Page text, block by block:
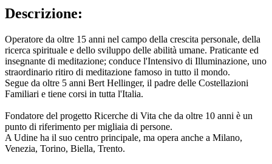
Descrizione:
Operatore da oltre 15 anni nel campo della crescita personale, della
ricerca spirituale e dello sviluppo delle abilità umane. Praticante ed
insegnante di meditazione; conduce l'Intensivo di Illuminazione, uno
straordinario ritiro di meditazione famoso in tutto il mondo.
Segue da oltre 5 anni Bert Hellinger, il padre delle Costellazioni
Familiari e tiene corsi in tutta l'Italia.
Fondatore del progetto Ricerche di Vita che da oltre 10 anni è un
punto di riferimento per migliaia di persone.
A Udine ha il suo centro principale, ma opera anche a Milano,
Venezia, Torino, Biella, Trento.